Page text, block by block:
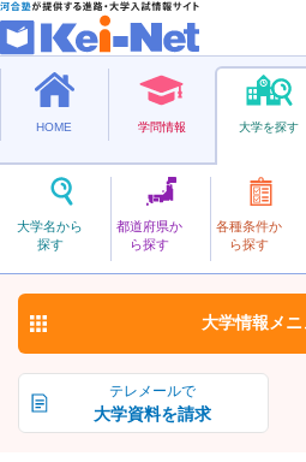
HOME 学問情報 大学を探す
大学名から
探す
都道府県か
ら探す
各種条件か
ら探す
私立
とうきょうみらい
東京未来大学
テレメールで
大学資料を請求
大学情報 メ